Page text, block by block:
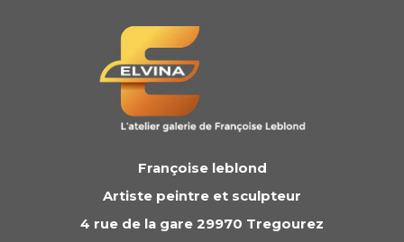
Françoise leblond
Artiste peintre et sculpteur
4 rue de la gare 29970 Tregourez